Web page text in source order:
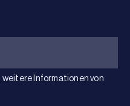
weitere Informationen von